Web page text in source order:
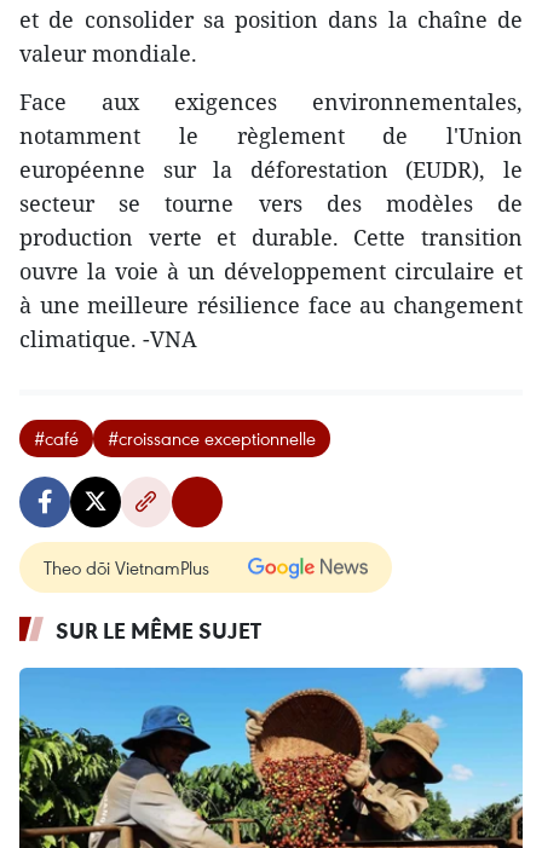
et de consolider sa position dans la chaîne de
valeur mondiale.
Face aux exigences environnementales,
notamment le règlement de l'Union
européenne sur la déforestation (EUDR), le
secteur se tourne vers des modèles de
production verte et durable. Cette transition
ouvre la voie à un développement circulaire et
à une meilleure résilience face au changement
climatique. -VNA
#café #croissance exceptionnelle
Theo dõi VietnamPlus
SUR LE MÊME SUJET